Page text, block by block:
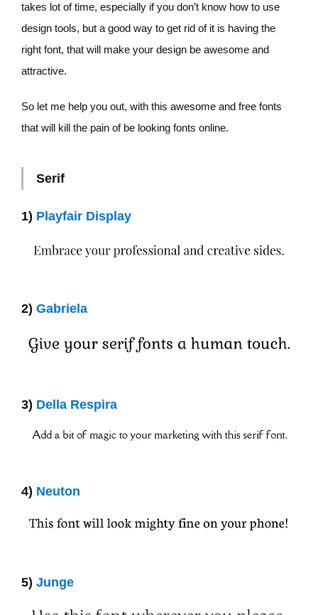
takes lot of time, especially if you don’t know how to use
design tools, but a good way to get rid of it is having the
right font, that will make your design be awesome and
attractive.
So let me help you out, with this awesome and free fonts
that will kill the pain of be looking fonts online.
Serif
1) Playfair Display
2) Gabriela
3) Della Respira
4) Neuton
5) Junge